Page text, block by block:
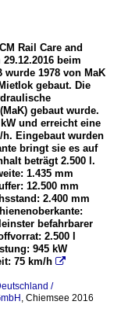
Rail Care and
beim
wurde 1978 von MaK
gebaut. Die
gebaut wurde.
und erreicht eine
Eingebaut wurden
bringt sie es auf
beträgt 2.500 l.
1.435 mm
12.500 mm
2.400 mm
befahrbarer
2.500 l
945 kW
75 km/h 
/
, Chiemsee 2016